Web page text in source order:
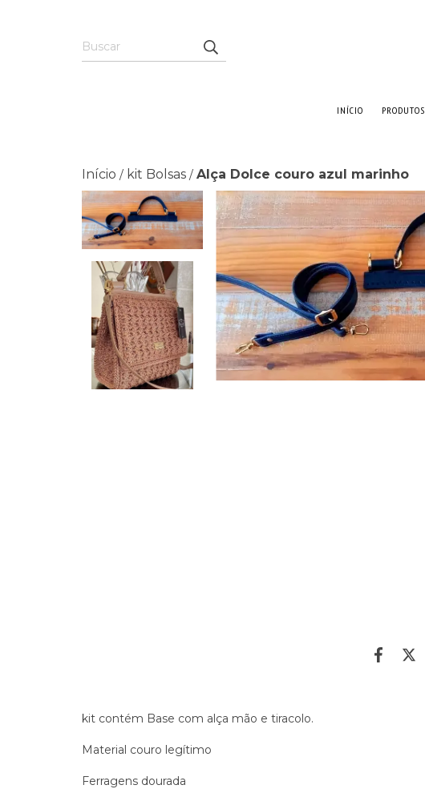
INÍCIO PRODUTOS
Início / kit Bolsas / Alça Dolce couro azul marinho
kit contém Base com alça mão e tiracolo.
Material couro legítimo
Ferragens dourada